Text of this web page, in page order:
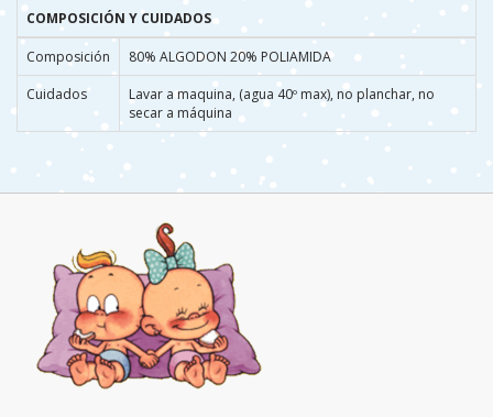
COMPOSICIÓN Y CUIDADOS
Composición
80% ALGODON 20% POLIAMIDA
Cuidados
Lavar a maquina, (agua 40º max), no planchar, no
secar a máquina